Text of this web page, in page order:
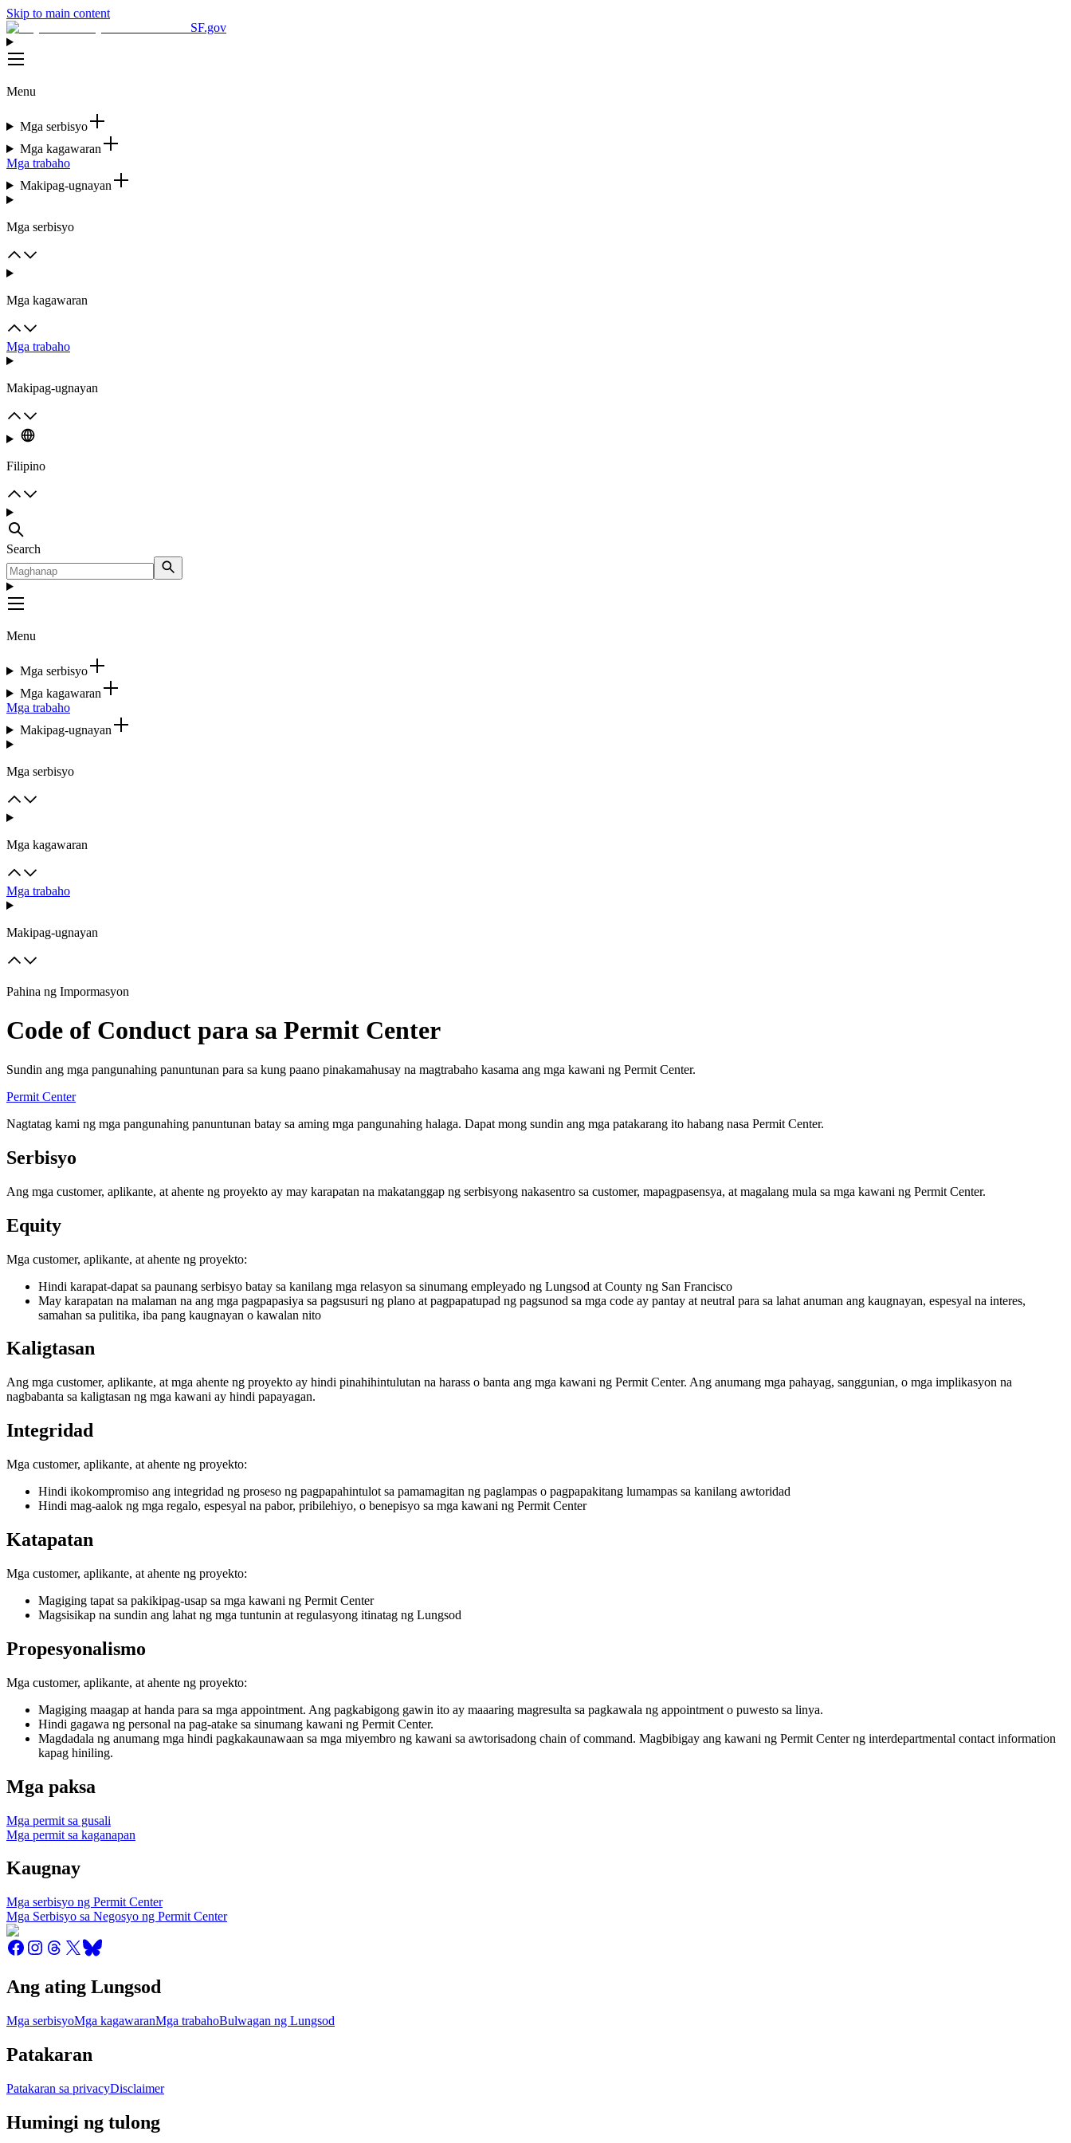
Skip to main content
SF.gov
Menu
Mga serbisyo
Mga kagawaran
Mga trabaho
Makipag-ugnayan
Mga serbisyo
Mga kagawaran
Mga trabaho
Makipag-ugnayan
Filipino
Search
Menu
Mga serbisyo
Mga kagawaran
Mga trabaho
Makipag-ugnayan
Mga serbisyo
Mga kagawaran
Mga trabaho
Makipag-ugnayan
Pahina ng Impormasyon
Code of Conduct para sa Permit Center
Sundin ang mga pangunahing panuntunan para sa kung paano pinakamahusay na magtrabaho kasama ang mga kawani ng Permit Center.
Permit Center
Nagtatag kami ng mga pangunahing panuntunan batay sa aming mga pangunahing halaga. Dapat mong sundin ang mga patakarang ito habang nasa Permit Center.
Serbisyo
Ang mga customer, aplikante, at ahente ng proyekto ay may karapatan na makatanggap ng serbisyong nakasentro sa customer, mapagpasensya, at magalang mula sa mga kawani ng Permit Center.
Equity
Mga customer, aplikante, at ahente ng proyekto:
Hindi karapat-dapat sa paunang serbisyo batay sa kanilang mga relasyon sa sinumang empleyado ng Lungsod at County ng San Francisco
May karapatan na malaman na ang mga pagpapasiya sa pagsusuri ng plano at pagpapatupad ng pagsunod sa mga code ay pantay at neutral para sa lahat anuman ang kaugnayan, espesyal na interes,
samahan sa pulitika, iba pang kaugnayan o kawalan nito
Kaligtasan
Ang mga customer, aplikante, at mga ahente ng proyekto ay hindi pinahihintulutan na harass o banta ang mga kawani ng Permit Center. Ang anumang mga pahayag, sanggunian, o mga implikasyon na
nagbabanta sa kaligtasan ng mga kawani ay hindi papayagan.
Integridad
Mga customer, aplikante, at ahente ng proyekto:
Hindi ikokompromiso ang integridad ng proseso ng pagpapahintulot sa pamamagitan ng paglampas o pagpapakitang lumampas sa kanilang awtoridad
Hindi mag-aalok ng mga regalo, espesyal na pabor, pribilehiyo, o benepisyo sa mga kawani ng Permit Center
Katapatan
Mga customer, aplikante, at ahente ng proyekto:
Magiging tapat sa pakikipag-usap sa mga kawani ng Permit Center
Magsisikap na sundin ang lahat ng mga tuntunin at regulasyong itinatag ng Lungsod
Propesyonalismo
Mga customer, aplikante, at ahente ng proyekto:
Magiging maagap at handa para sa mga appointment. Ang pagkabigong gawin ito ay maaaring magresulta sa pagkawala ng appointment o puwesto sa linya.
Hindi gagawa ng personal na pag-atake sa sinumang kawani ng Permit Center.
Magdadala ng anumang mga hindi pagkakaunawaan sa mga miyembro ng kawani sa awtorisadong chain of command. Magbibigay ang kawani ng Permit Center ng interdepartmental contact information
kapag hiniling.
Mga paksa
Mga permit sa gusali
Mga permit sa kaganapan
Kaugnay
Mga serbisyo ng Permit Center
Mga Serbisyo sa Negosyo ng Permit Center
Ang ating Lungsod
Mga serbisyoMga kagawaranMga trabahoBulwagan ng Lungsod
Patakaran
Patakaran sa privacyDisclaimer
Humingi ng tulong